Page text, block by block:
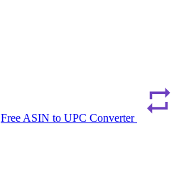
Free ASIN to UPC Converter